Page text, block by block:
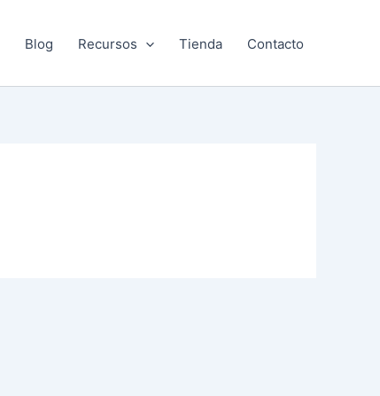
Blog Recursos Tienda Contacto